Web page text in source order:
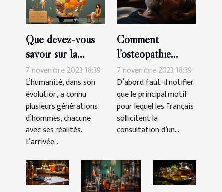
Que devez-vous
savoir sur la
génération des
Millennials ?
7 novembre 2023 18:39
L’humanité, dans son
évolution, a connu
plusieurs générations
d’hommes, chacune
avec ses réalités.
L’arrivée...
Comment
l’ostéopathie
peut-il soulager
les douleurs du
corps ?
7 novembre 2023 18:39
D’abord faut-il notifier
que le principal motif
pour lequel les Français
sollicitent la
consultation d’un...